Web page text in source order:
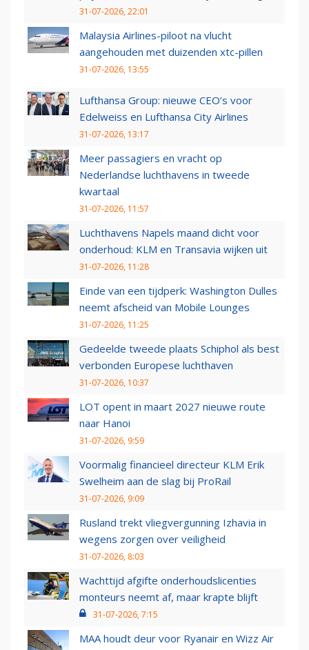
31-07-2026, 22:01
Malaysia Airlines-piloot na vlucht
aangehouden met duizenden xtc-pillen
31-07-2026, 13:55
Lufthansa Group: nieuwe CEO’s voor
Edelweiss en Lufthansa City Airlines
31-07-2026, 13:17
Meer passagiers en vracht op
Nederlandse luchthavens in tweede
kwartaal
31-07-2026, 11:57
Luchthavens Napels maand dicht voor
onderhoud: KLM en Transavia wijken uit
31-07-2026, 11:28
Einde van een tijdperk: Washington Dulles
neemt afscheid van Mobile Lounges
31-07-2026, 11:25
Gedeelde tweede plaats Schiphol als best
verbonden Europese luchthaven
31-07-2026, 10:37
LOT opent in maart 2027 nieuwe route
naar Hanoi
31-07-2026, 9:59
Voormalig financieel directeur KLM Erik
Swelheim aan de slag bij ProRail
31-07-2026, 9:09
Rusland trekt vliegvergunning Izhavia in
wegens zorgen over veiligheid
31-07-2026, 8:03
Wachttijd afgifte onderhoudslicenties
monteurs neemt af, maar krapte blijft
31-07-2026, 7:15
MAA houdt deur voor Ryanair en Wizz Air